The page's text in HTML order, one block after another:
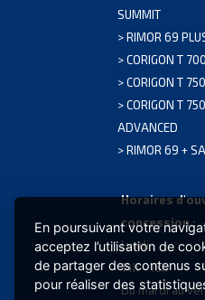
SUMMIT
>RIMOR 69
>CORIGON T
>CORIGON T
>CORIGON T
ADVANCED
>RIMOR 69 +
Horaires
concession :
Lundi :
14h - 18h
Du mardi au
En poursuivant votre
acceptez l’utilisation de
de partager des contenus
pour réaliser des